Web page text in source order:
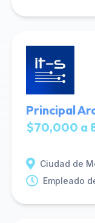
Principal
$70,000 a
Ciudad de
Empleado